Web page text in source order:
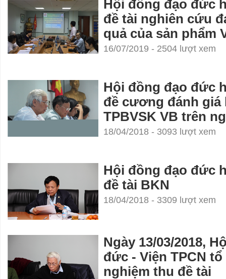
Hội đồng đạo đức
đề tài nghiên cứu
quả của sản phẩm
16/07/2019 - 2504 lượt xem
Hội đồng đạo đức
đề cương đánh giá
TPBVSK VB trên
18/04/2018 - 3093 lượt xem
Hội đồng đạo đức
đề tài BKN
18/04/2018 - 3309 lượt xem
Ngày 13/03/2018,
đức - Viện TPCN
nghiệm thu đề tài